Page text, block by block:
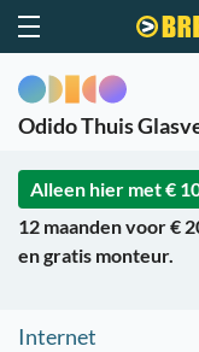
Odido Thuis
Alleen hier met€
12 maanden voor €
en gratis monteur.
Internet